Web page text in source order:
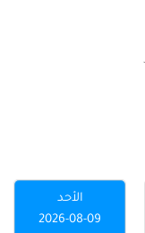
الأحد
2026-08-09